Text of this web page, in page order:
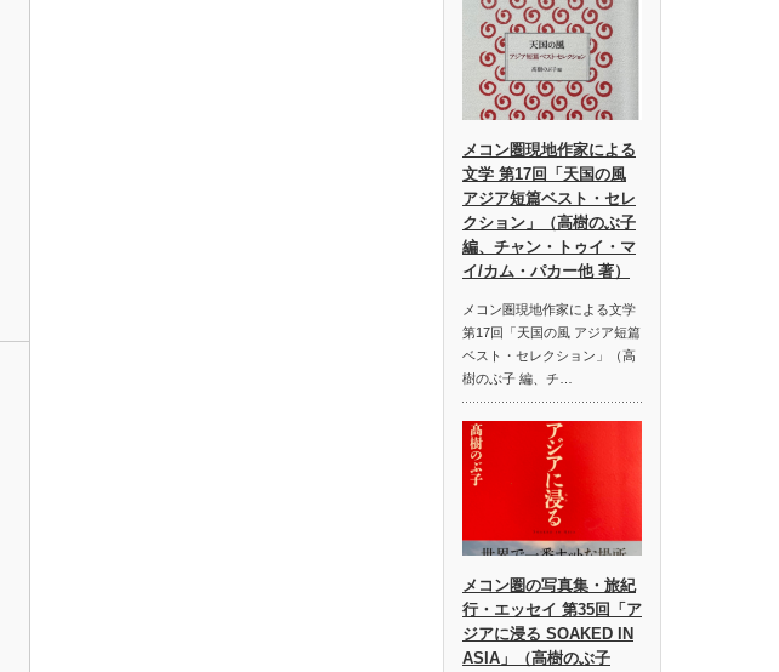
メコン圏現地作家による
文学 第17回「天国の風
アジア短篇ベスト・セレ
クション」（高樹のぶ子
編、チャン・トゥイ・マ
イ/カム・パカー他 著）
メコン圏現地作家による文学
第17回「天国の風 アジア短篇
ベスト・セレクション」（高
樹のぶ子 編、チ…
メコン圏の写真集・旅紀
行・エッセイ 第35回「ア
ジアに浸る SOAKED IN
ASIA」（高樹のぶ子